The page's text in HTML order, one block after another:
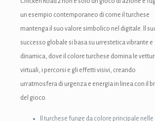
un esempio contemporaneo di come il turchese
mantenga il suo valore simbolico nel digitale. Il
successo globale si basa su un’estetica vibrante e
dinamica, dove il colore turchese domina le
virtuali, i percorsi e gli effetti visivi, creando
un’atmosfera di urgenza e energia in linea con il
del gioco.
Il turchese funge da colore principale nelle